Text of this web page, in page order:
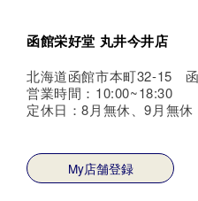
函館栄好堂 丸井今井店
北海道函館市本町32-15
営業時間：10:00~18:30
定休日：8月無休、9月無休
My店舗登録